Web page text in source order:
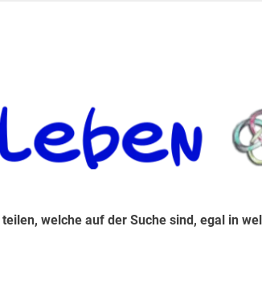
welche auf der Suche sind, egal in